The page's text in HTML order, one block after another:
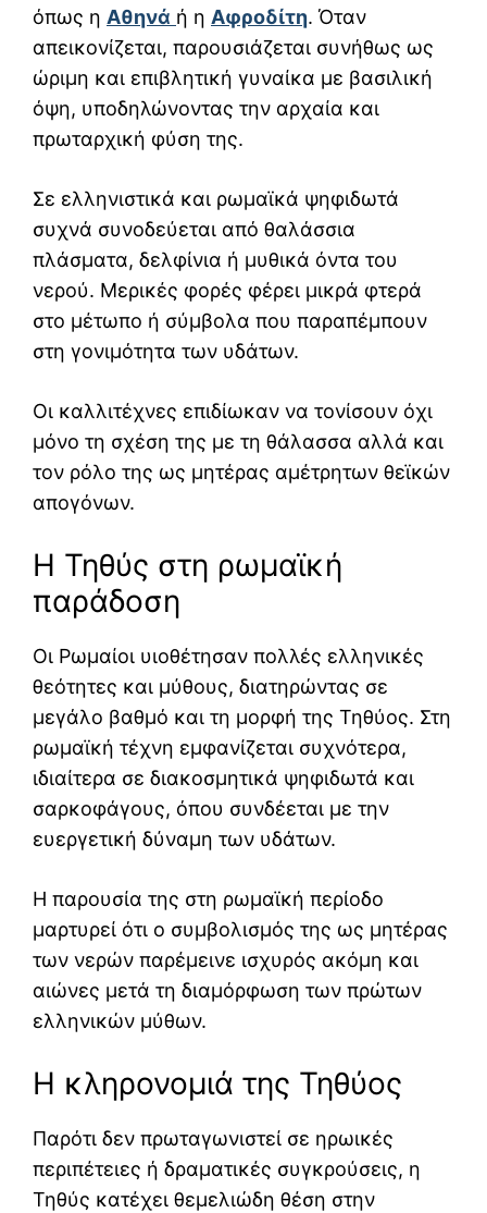
όπως η Αθηνά ή η Αφροδίτη. Όταν
απεικονίζεται, παρουσιάζεται συνήθως ως
ώριμη και επιβλητική γυναίκα με βασιλική
όψη, υποδηλώνοντας την αρχαία και
πρωταρχική φύση της.
Σε ελληνιστικά και ρωμαϊκά ψηφιδωτά
συχνά συνοδεύεται από θαλάσσια
πλάσματα, δελφίνια ή μυθικά όντα του
νερού. Μερικές φορές φέρει μικρά φτερά
στο μέτωπο ή σύμβολα που παραπέμπουν
στη γονιμότητα των υδάτων.
Οι καλλιτέχνες επιδίωκαν να τονίσουν όχι
μόνο τη σχέση της με τη θάλασσα αλλά και
τον ρόλο της ως μητέρας αμέτρητων θεϊκών
απογόνων.
Η Τηθύς στη ρωμαϊκή
παράδοση
Οι Ρωμαίοι υιοθέτησαν πολλές ελληνικές
θεότητες και μύθους, διατηρώντας σε
μεγάλο βαθμό και τη μορφή της Τηθύος. Στη
ρωμαϊκή τέχνη εμφανίζεται συχνότερα,
ιδιαίτερα σε διακοσμητικά ψηφιδωτά και
σαρκοφάγους, όπου συνδέεται με την
ευεργετική δύναμη των υδάτων.
Η παρουσία της στη ρωμαϊκή περίοδο
μαρτυρεί ότι ο συμβολισμός της ως μητέρας
των νερών παρέμεινε ισχυρός ακόμη και
αιώνες μετά τη διαμόρφωση των πρώτων
ελληνικών μύθων.
Η κληρονομιά της Τηθύος
Παρότι δεν πρωταγωνιστεί σε ηρωικές
περιπέτειες ή δραματικές συγκρούσεις, η
Τηθύς κατέχει θεμελιώδη θέση στην